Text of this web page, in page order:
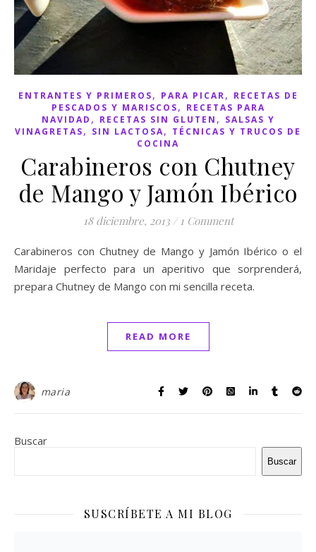
ENTRANTES Y PRIMEROS, PARA PICAR, RECETAS DE
PESCADOS Y MARISCOS, RECETAS PARA
NAVIDAD , RECETAS SIN GLUTEN , SALSAS Y
VINAGRETAS, SIN LACTOSA, TÉCNICAS Y TRUCOS DE
COCINA
Carabineros con Chutney
de Mango y Jamón Ibérico
18 diciembre, 2013 / 1 Comment
Carabineros con Chutney de Mango y Jamón Ibérico o el
Maridaje perfecto para un aperitivo que sorprenderá,
prepara Chutney de Mango con mi sencilla receta.
READ MORE
maria
Buscar
Buscar
SUSCRÍBETE A MI BLOG